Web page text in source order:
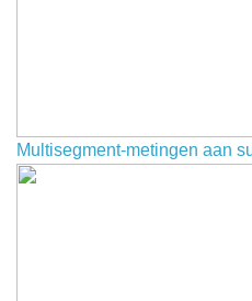
Multisegment-metingen aan